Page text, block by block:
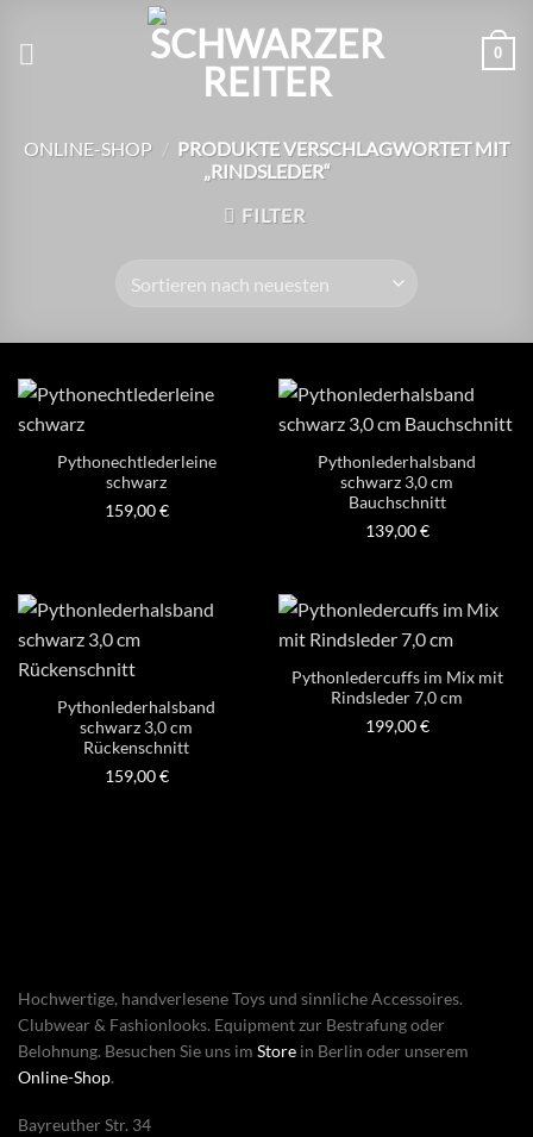
Inhalt
0
ONLINE-SHOP / PRODUKTE VERSCHLAGWORTET MIT
„RINDSLEDER“
FILTER
Pythonechtlederleine
schwarz
159,00€
Pythonlederhalsband
schwarz 3,0 cm
Bauchschnitt
139,00€
Pythonlederhalsband
schwarz 3,0 cm
Rückenschnitt
159,00€
Pythonledercuffs im Mix mit
Rindsleder 7,0 cm
199,00€
Hochwertige, handverlesene Toys und sinnliche Accessoires.
Clubwear & Fashionlooks. Equipment zur Bestrafung oder
Belohnung. Besuchen Sie uns im Store in Berlin oder unserem
Online-Shop.
Bayreuther Str. 34